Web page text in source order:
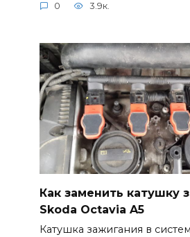
0 3.9к.
Как заменить катушку
Skoda Octavia A5
Катушка зажигания в